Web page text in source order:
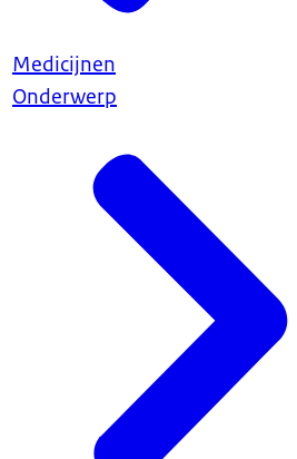
Medicijnen
Onderwerp